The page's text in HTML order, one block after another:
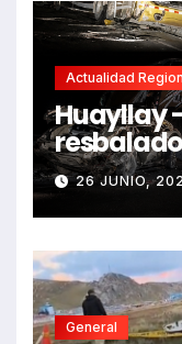
Actualidad
Huayllay
e
dejando
26 JUNIO,
General